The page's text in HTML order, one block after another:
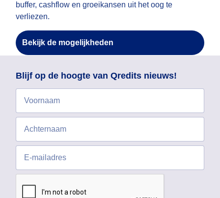
buffer, cashflow en groeikansen uit het oog te
verliezen.
Bekijk de mogelijkheden
Blijf op de hoogte van Qredits nieuws!